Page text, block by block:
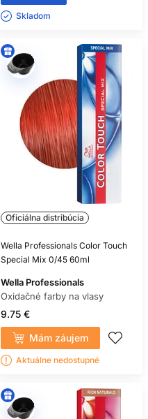
Skladom ㅤ
Oficiálna distribúcia
Wella Professionals Color Touch
Special Mix 0/45 60ml
Wella Professionals
Oxidačné farby na vlasy
9.75 €
Mám záujem
Aktuálne nedostupné